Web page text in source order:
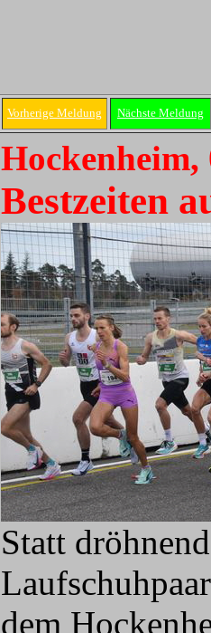
Vorherige Meldung Nächste Meldung
Hockenheim,
Bestzeiten
Statt
dem